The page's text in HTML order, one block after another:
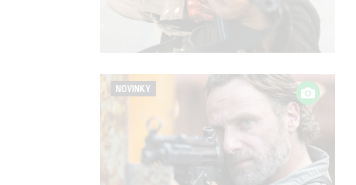
NOVINKY